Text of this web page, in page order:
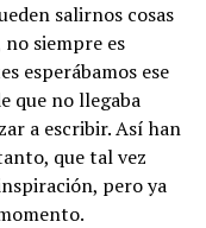
salirnos cosas
no siempre es
esperábamos ese
que no llegaba
a escribir. Así han
que tal vez
pero ya